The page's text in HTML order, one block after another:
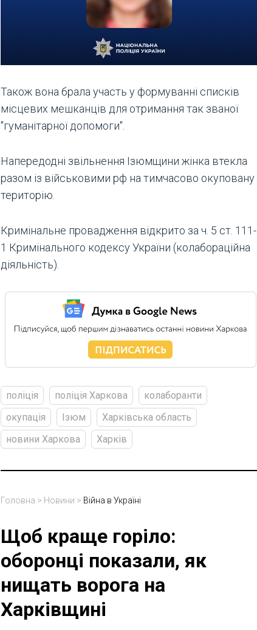
Також вона брала участь у формуванні списків
місцевих мешканців для отримання так званої
"гуманітарної допомоги".
Напередодні звільнення Ізюмщини жінка втекла
разом із військовими рф на тимчасово окуповану
територію.
Кримінальне провадження відкрито за ч. 5 ст. 111-
1 Кримінального кодексу України (колабораційна
діяльність).
поліція поліція Харкова
колаборанти
окупація
Ізюм
Харківська область
новини Харкова
Харків
Головна > Новини > Війна в Україні
Щоб краще горіло:
оборонці показали, як
нищать ворога на
Харківщині